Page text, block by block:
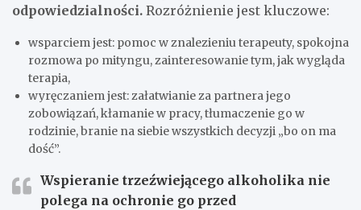
odpowiedzialności. Rozróżnienie jest kluczowe:
wsparciem jest: pomoc w znalezieniu terapeuty, spokojna
rozmowa po mityngu, zainteresowanie tym, jak wygląda
terapia,
wyręczaniem jest: załatwianie za partnera jego
zobowiązań, kłamanie w pracy, tłumaczenie go w
rodzinie, branie na siebie wszystkich decyzji „bo on ma
dość”.
Wspieranie trzeźwiejącego alkoholika nie
polega na ochronie go przed